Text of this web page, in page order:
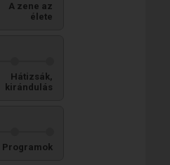
A zene az
élete
Hátizsák,
kirándulás
Programok